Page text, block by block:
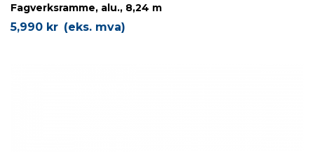
Fagverksramme, alu., 8,24 m
5,990 kr (eks. mva)